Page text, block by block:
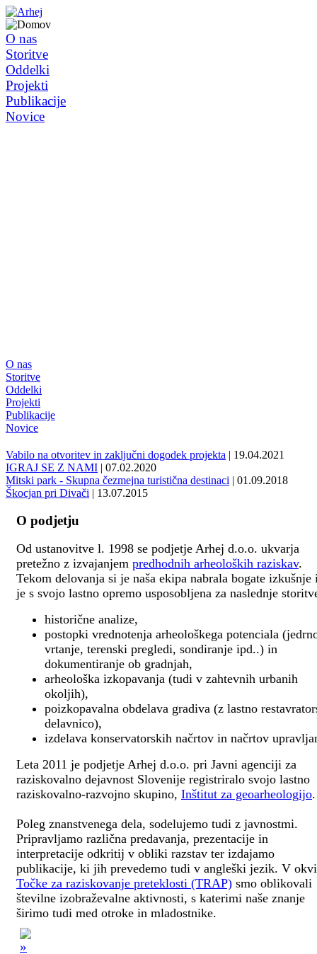
O nas
Storitve
Oddelki
Projekti
Publikacije
Novice
O nas
Storitve
Oddelki
Projekti
Publikacije
Novice
Vabilo na otvoritev in zaključni dogodek projekta | 19.04.2021
IGRAJ SE Z NAMI | 07.02.2020
Mitski park - Skupna čezmejna turistična destinaci | 01.09.2018
Škocjan pri Divači | 13.07.2015
O podjetju
Od ustanovitve l. 1998 se podjetje Arhej d.o.o. ukvarja
pretežno z izvajanjem predhodnih arheoloških raziskav.
Tekom delovanja si je naša ekipa nabrala bogate izkušnje
je s svojo lastno opremo usposobljena za naslednje
historične analize,
postopki vrednotenja arheološkega potenciala
vrtanje, terenski pregledi, sondiranje ipd..) in
dokumentiranje ob gradnjah,
arheološka izkopavanja (tudi v zahtevnih urbanih
okoljih),
poizkopavalna obdelava gradiva (z lastno
delavnico),
izdelava konservatorskih načrtov in načrtov
Leta 2011 je podjetje Arhej d.o.o. pri Javni agenciji za
raziskovalno dejavnost Slovenije registriralo svojo lastno
raziskovalno-razvojno skupino, Inštitut za geoarheologijo.
Poleg znanstvenega dela, sodelujemo tudi z javnostmi.
Pripravljamo različna predavanja, prezentacije in
interpretacije odkritij v obliki razstav ter izdajamo
publikacije, ki jih prevedemo tudi v angleški jezik. V
Točke za raziskovanje preteklosti (TRAP) smo oblikovali
številne izobraževalne aktivnosti, s katerimi naše znanje
širimo tudi med otroke in mladostnike.